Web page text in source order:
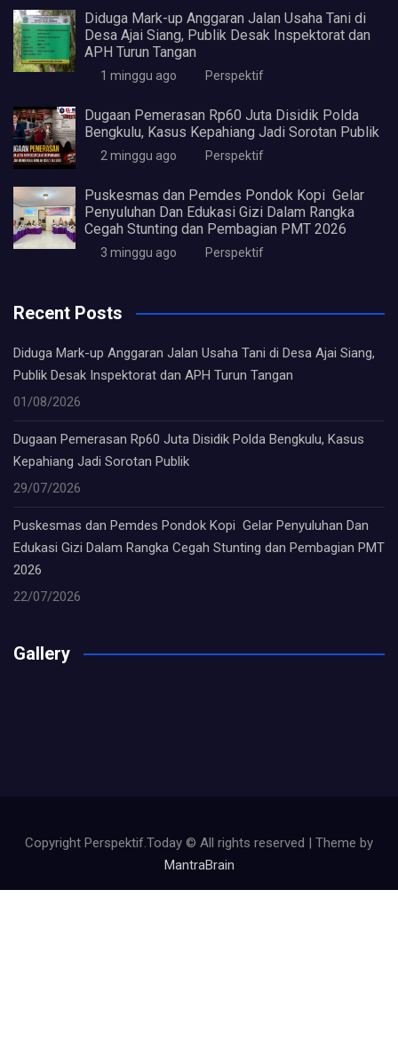
Diduga Mark-up Anggaran Jalan Usaha Tani di
Desa Ajai Siang, Publik Desak Inspektorat dan
APH Turun Tangan
1 minggu ago Perspektif
Dugaan Pemerasan Rp60 Juta Disidik Polda
Bengkulu, Kasus Kepahiang Jadi Sorotan Publik
2 minggu ago Perspektif
Puskesmas dan Pemdes Pondok Kopi Gelar
Penyuluhan Dan Edukasi Gizi Dalam Rangka
Cegah Stunting dan Pembagian PMT 2026
3 minggu ago Perspektif
Recent Posts
Diduga Mark-up Anggaran Jalan Usaha Tani di Desa Ajai Siang,
Publik Desak Inspektorat dan APH Turun Tangan
01/08/2026
Dugaan Pemerasan Rp60 Juta Disidik Polda Bengkulu, Kasus
Kepahiang Jadi Sorotan Publik
29/07/2026
Puskesmas dan Pemdes Pondok Kopi Gelar Penyuluhan Dan
Edukasi Gizi Dalam Rangka Cegah Stunting dan Pembagian PMT
2026
22/07/2026
Gallery
Copyright Perspektif.Today © All rights reserved | Theme by
MantraBrain